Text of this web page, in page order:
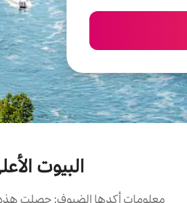
البيوت
معلومات أكدها الضيوف: حصلت هذه